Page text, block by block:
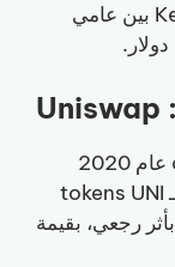
مستخدمي Blockchain.com وKeybase بين عامي
Uniswap، وهي DEX، أطلقت airdrop عام 2020
وزّعت فيه 15% من إجمالي الـ supply لـ tokens UNI
على المستخدمين ومزوّدي الـ liquidity بأثر رجعي، بقيمة